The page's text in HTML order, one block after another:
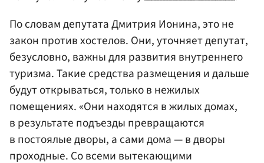
По словам депутата Дмитрия Ионина, это не
закон против хостелов. Они, уточняет депутат,
безусловно, важны для развития внутреннего
туризма. Такие средства размещения и дальше
будут открываться, только в нежилых
помещениях. «Они находятся в жилых домах,
в результате подъезды превращаются
в постоялые дворы, а сами дома — в дворы
проходные. Со всеми вытекающими